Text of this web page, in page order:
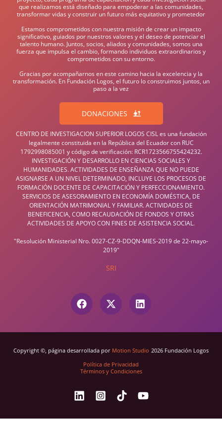
que realizamos está diseñado para empoderar a las comunidades,
transformar vidas y construir un futuro más equitativo y prometedor
Estamos comprometidos con nuestra misión de crear un impacto
significativo, guiados por nuestros valores y el deseo de potenciar el
talento humano. Juntos, socios, aliados y comunidades, somos una
fuerza que impulsa el cambio, formando individuos extraordinarios y
comprometidos con su entorno.
Gracias por acompañarnos en este camino hacia la excelencia y la
transformación. En Fundación Logos, el futuro lo construimos juntos, un
paso a la vez
DONACIONES
CENTRO DE INVESTIGACION SUPERIOR LOGOS CISL es una fundación
legalmente constituida en la República del Ecuador con RUC
1792998085001 y código de verificación: RCR1723566755424232.
INVESTIGACIÓN Y DESARROLLO EN CIENCIAS SOCIALES Y
HUMANIDADES. ACTIVIDADES DE ENSEÑANZA QUE NO PUEDE
ASIGNARSE A UN NIVEL DETERMINADO, INCLUYE LOS PROCESOS DE
FORMACIÓN DOCENTE DE CAPACITACIÓN Y PERFECCIONAMIENTO.
SERVICIOS DE ASESORAMIENTO EN ECONOMÍA DOMÉSTICA, DE
ORIENTACIÓN MATRIMONIAL Y FAMILIAR. ACTIVIDADES DE
BENEFICENCIA, COMO RECAUDACIÓN DE FONDOS Y OTRAS
ACTIVIDADES DE APOYO CON FINES DE ASISTENCIA SOCIAL.
"Resolución Ministerial Nro. 0027-CZ-9-DDQN-MIES-2019 de 22-mayo-
2019"
SRI
Copyright ©, página desarrollada por Motion Studio 2026 Fundación Logos
Política de Privacidad
Términos y Condiciones